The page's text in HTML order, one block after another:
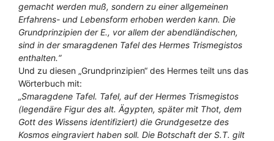
gemacht werden muß, sondern zu einer allgemeinen
Erfahrens- und Lebensform erhoben werden kann. Die
Grundprinzipien der E., vor allem der abendländischen,
sind in der smaragdenen Tafel des Hermes Trismegistos
enthalten.“
Und zu diesen „Grundprinzipien“ des Hermes teilt uns das
Wörterbuch mit:
„Smaragdene Tafel. Tafel, auf der Hermes Trismegistos
(legendäre Figur des alt. Ägypten, später mit Thot, dem
Gott des Wissens identifiziert) die Grundgesetze des
Kosmos eingraviert haben soll. Die Botschaft der S.T. gilt